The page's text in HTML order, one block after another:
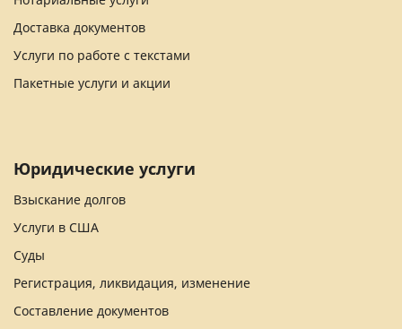
Доставка документов
Услуги по работе с текстами
Пакетные услуги и акции
Юридические услуги
Взыскание долгов
Услуги в США
Суды
Регистрация, ликвидация, изменение
Составление документов